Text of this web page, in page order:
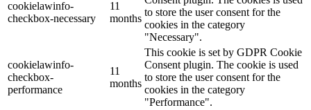
cookielawinfo-
checkbox-necessary
11
months
to store the user consent for the
cookies in the category
"Necessary".
cookielawinfo-
checkbox-
performance
11
months
This cookie is set by GDPR Cookie
Consent plugin. The cookie is used
to store the user consent for the
cookies in the category
"Performance".